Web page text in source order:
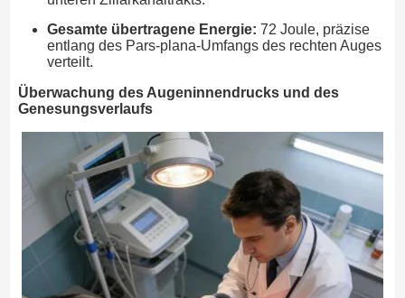
Gesamte übertragene Energie: 72 Joule, präzise
entlang des Pars-plana-Umfangs des rechten Auges
verteilt.
Überwachung des Augeninnendrucks und des
Genesungsverlaufs